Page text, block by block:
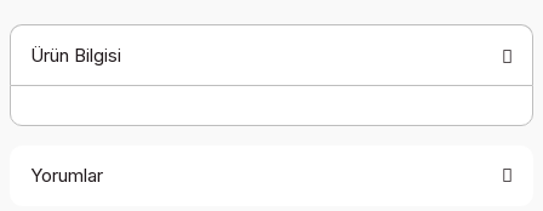
Ürün Bilgisi
Yorumlar